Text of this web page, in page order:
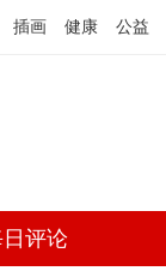
插画 健康 公益
评论